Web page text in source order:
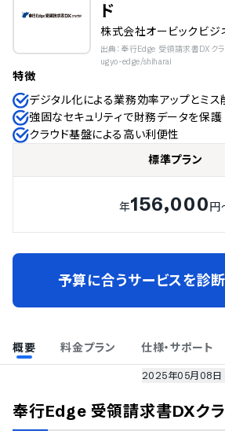
ド
株式会社オービックビジ
出典：奉行Edge 受領請求書DX
ugyo-edge/shiharai
特徴
デジタル化による業務効率アップとミス
強固なセキュリティで財務データを保護
クラウド基盤による高い利便性
標準プラン
年156,000円
予算に合うサービスを診
概要 料金プラン 仕様・サポート
2025年05月08日
のサービス情報は
のサー
奉行Edge 受領請求書DXク